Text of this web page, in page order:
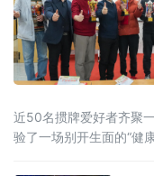
近50名掼牌爱好者齐聚
验了一场别开生面的“健